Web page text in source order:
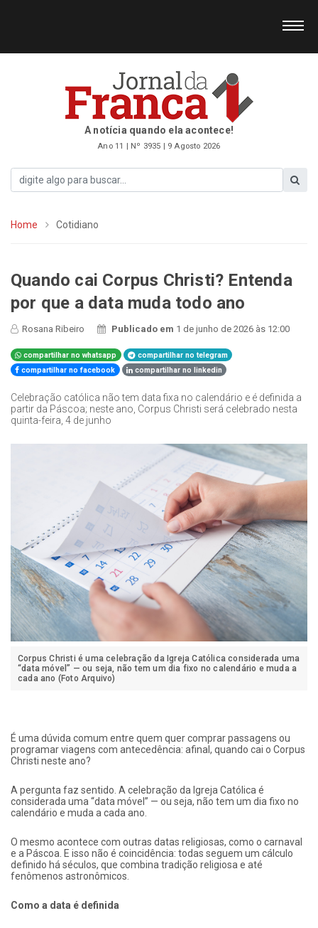
A notícia quando ela acontece!
Ano 11 | Nº 3935 | 9 Agosto 2026
Home Cotidiano
Quando cai Corpus Christi? Entenda
por que a data muda todo ano
Rosana Ribeiro Publicado em 1 de junho de 2026 às 12:00
compartilhar no whatsapp
compartilhar no telegram
compartilhar no facebook
compartilhar no linkedin
Celebração católica não tem data fixa no calendário e é definida a
partir da Páscoa; neste ano, Corpus Christi será celebrado nesta
quinta-feira, 4 de junho
Corpus Christi é uma celebração da Igreja Católica considerada uma
“data móvel” — ou seja, não tem um dia fixo no calendário e muda a
cada ano (Foto Arquivo)
É uma dúvida comum entre quem quer comprar passagens ou
programar viagens com antecedência: afinal, quando cai o Corpus
Christi neste ano?
A pergunta faz sentido. A celebração da Igreja Católica é
considerada uma “data móvel” — ou seja, não tem um dia fixo no
calendário e muda a cada ano.
O mesmo acontece com outras datas religiosas, como o carnaval
e a Páscoa. E isso não é coincidência: todas seguem um cálculo
definido há séculos, que combina tradição religiosa e até
fenômenos astronômicos.
Como a data é definida